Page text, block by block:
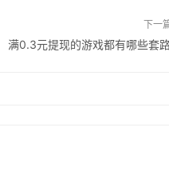
下一
满0.3元提现的游戏都有哪些套